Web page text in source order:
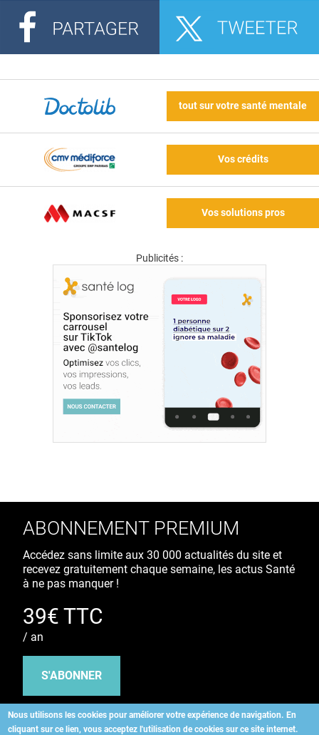
tout sur votre santé mentale
Vos crédits
Vos solutions pros
Publicités :
Nous utilisons les cookies pour améliorer votre expérience de navigation. En
cliquant sur ce lien, vous acceptez l'utilisation de cookies sur ce site internet.
ABONNEMENT PREMIUM
Accédez sans limite aux 30 000 actualités du site et
recevez gratuitement chaque semaine, les actus Santé
à ne pas manquer !
39€ TTC
/ an
S'ABONNER